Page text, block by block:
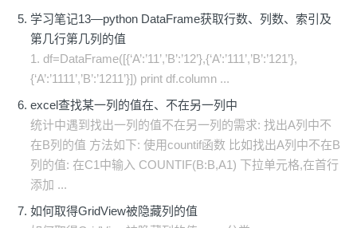
学习笔记13—python DataFrame获取行数、列数、索引及
第几行第几列的值
1. df=DataFrame([{‘A’:’11’,’B’:’12’},{‘A’:’111’,’B’:’121’},
{‘A’:’1111’,’B’:’1211’}]) print df.column ...
excel查找某一列的值在、不在另一列中
统计中遇到找出一列的值不在另一列的需求: 找出A列中不
在B列的值 方法如下: 使用countif函数 比如找出A列中不在B
列的值: 在C1中输入 COUNTIF(B:B,A1) 下拉单元格,在首行
添加 ...
如何取得GridView被隐藏列的值